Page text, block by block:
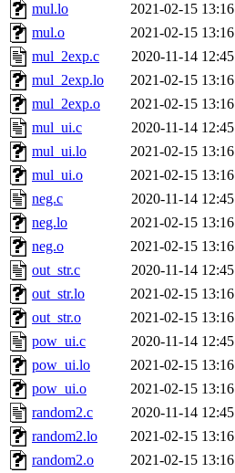
mul.lo
2021-02-15 13:16
mul.o
2021-02-15 13:16
mul_2exp.c
2020-11-14 12:45
mul_2exp.lo
2021-02-15 13:16
mul_2exp.o
2021-02-15 13:16
mul_ui.c
2020-11-14 12:45
mul_ui.lo
2021-02-15 13:16
mul_ui.o
2021-02-15 13:16
neg.c
2020-11-14 12:45
neg.lo
2021-02-15 13:16
neg.o
2021-02-15 13:16
out_str.c
2020-11-14 12:45
out_str.lo
2021-02-15 13:16
out_str.o
2021-02-15 13:16
pow_ui.c
2020-11-14 12:45
pow_ui.lo
2021-02-15 13:16
pow_ui.o
2021-02-15 13:16
random2.c
2020-11-14 12:45
random2.lo
2021-02-15 13:16
random2.o
2021-02-15 13:16